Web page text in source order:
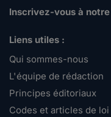
Inscrivez-vous à
Liens utiles :
Qui sommes-nous
L'équipe de rédaction
Principes éditoriaux
Codes et articles de loi